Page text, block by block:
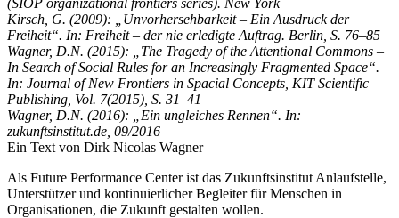
(SIOP organizational frontiers series). New York
Kirsch, G. (2009): „Unvorhersehbarkeit – Ein Ausdruck der
Freiheit“. In: Freiheit – der nie erledigte Auftrag. Berlin, S. 76–85
Wagner, D.N. (2015): „The Tragedy of the Attentional Commons –
In Search of Social Rules for an Increasingly Fragmented Space“.
In: Journal of New Frontiers in Spacial Concepts, KIT Scientific
Publishing, Vol. 7(2015), S. 31–41
Wagner, D.N. (2016): „Ein ungleiches Rennen“. In:
zukunftsinstitut.de, 09/2016
Ein Text von Dirk Nicolas Wagner
Als Future Performance Center ist das Zukunftsinstitut Anlaufstelle,
Unterstützer und kontinuierlicher Begleiter für Menschen in
Organisationen, die Zukunft gestalten wollen.